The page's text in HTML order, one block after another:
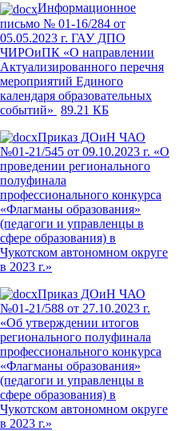
Информационное
письмо № 01-16/284 от
05.05.2023 г. ГАУ ДПО
ЧИРОиПК «О направлении
Актуализированного перечня
мероприятий Единого
календаря образовательных
событий» 89.21 КБ
Приказ ДОиН ЧАО
№01-21/545 от 09.10.2023 г. «О
проведении регионального
полуфинала
профессионального конкурса
«Флагманы образования»
(педагоги и управленцы в
сфере образования) в
Чукотском автономном округе
в 2023 г.»
Приказ ДОиН ЧАО
№01-21/588 от 27.10.2023 г.
«Об утверждении итогов
регионального полуфинала
профессионального конкурса
«Флагманы образования»
(педагоги и управленцы в
сфере образования) в
Чукотском автономном округе
в 2023 г.»